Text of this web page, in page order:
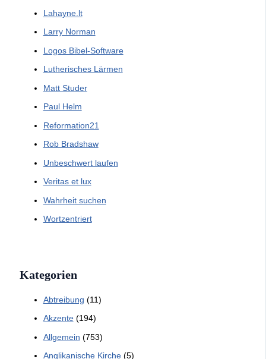
Lahayne.lt
Larry Norman
Logos Bibel-Software
Lutherisches Lärmen
Matt Studer
Paul Helm
Reformation21
Rob Bradshaw
Unbeschwert laufen
Veritas et lux
Wahrheit suchen
Wortzentriert
Kategorien
Abtreibung (11)
Akzente(194)
Allgemein (753)
Anglikanische Kirche(5)